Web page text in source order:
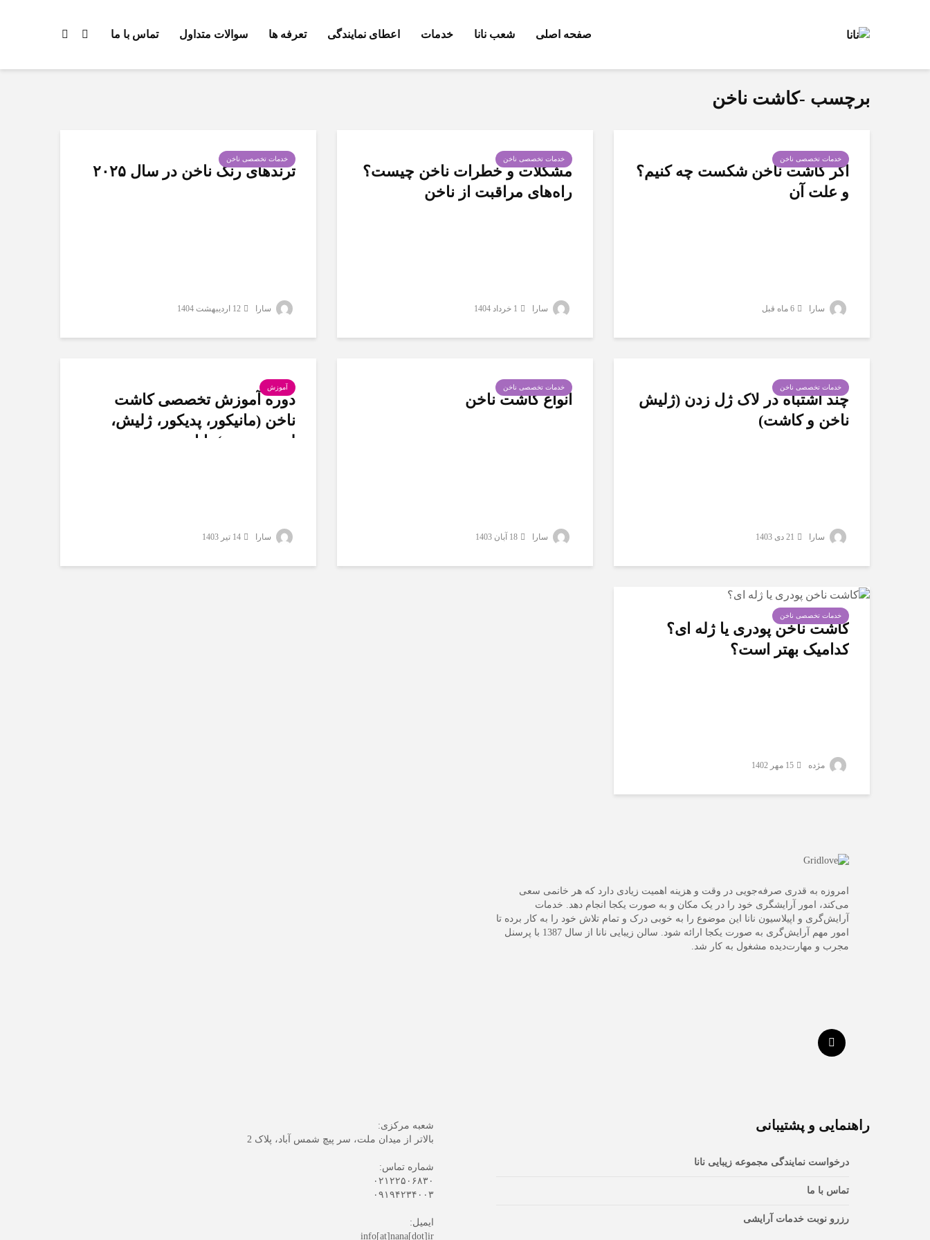
صفحه اصلی شعب نانا خدمات اعطای نمایندگی تعرفه ها سوالات متداول تماس با ما
برچسب -کاشت ناخن
خدمات تخصصی ناخن
اگر کاشت ناخن شکست چه کنیم؟
و علت آن
سارا 6 ماه قبل
خدمات تخصصی ناخن
مشکلات و خطرات ناخن چیست؟
راه‌های مراقبت از ناخن
سارا 1 خرداد 1404
خدمات تخصصی ناخن
ترندهای رنگ ناخن در سال ۲۰۲۵
سارا 12 اردیبهشت 1404
خدمات تخصصی ناخن
چند اشتباه در لاک ژل زدن (ژلیش
ناخن و کاشت)
سارا 21 دی 1403
خدمات تخصصی ناخن
انواع کاشت ناخن
سارا 18 آبان 1403
آموزش
دوره آموزش تخصصی کاشت
ناخن (مانیکور، پدیکور، ژلیش،
لمینت، پودر) نانا
سارا 14 تیر 1403
خدمات تخصصی ناخن
کاشت ناخن پودری یا ژله ای؟
کدامیک بهتر است؟
مژده 15 مهر 1402
امروزه به قدری صرفه‌جویی در وقت و هزینه اهمیت زیادی دارد که هر خانمی سعی
می‌کند، امور آرایشگری خود را در یک مکان و به صورت یکجا انجام دهد. خدمات
آرایش‌گری و اپیلاسیون نانا این موضوع را به خوبی درک و تمام تلاش خود را به کار برده تا
امور مهم آرایش‌گری به صورت یکجا ارائه شود. سالن زیبایی نانا از سال 1387 با پرسنل
مجرب و مهارت‌دیده مشغول به کار شد.
راهنمایی و پشتیبانی
درخواست نمایندگی مجموعه زیبایی نانا
تماس با ما
رزرو نوبت خدمات آرایشی
شعبه مرکزی:
بالاتر از میدان ملت، سر پیچ شمس آباد، پلاک 2
شماره تماس:
۰۲۱۲۲۵۰۶۸۳۰
۰۹۱۹۴۲۳۴۰۰۳
ایمیل:
info[at]nana[dot]ir